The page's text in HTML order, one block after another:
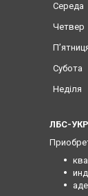
Середа
Четвер
Субота
Неділя
ЛБС-